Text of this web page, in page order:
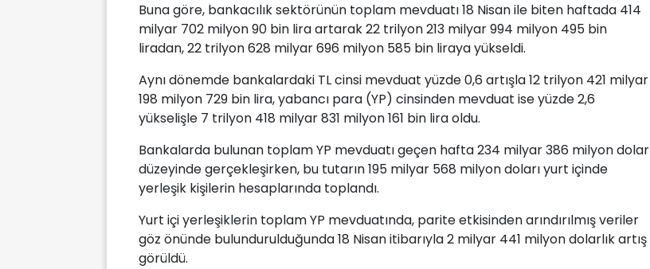
Buna göre, bankacılık sektörünün toplam mevduatı 18 Nisan ile biten haftada 414
milyar 702 milyon 90 bin lira artarak 22 trilyon 213 milyar 994 milyon 495 bin
liradan, 22 trilyon 628 milyar 696 milyon 585 bin liraya yükseldi.
Aynı dönemde bankalardaki TL cinsi mevduat yüzde 0,6 artışla 12 trilyon 421 milyar
198 milyon 729 bin lira, yabancı para (YP) cinsinden mevduat ise yüzde 2,6
yükselişle 7 trilyon 418 milyar 831 milyon 161 bin lira oldu.
Bankalarda bulunan toplam YP mevduatı geçen hafta 234 milyar 386 milyon dolar
düzeyinde gerçekleşirken, bu tutarın 195 milyar 568 milyon doları yurt içinde
yerleşik kişilerin hesaplarında toplandı.
Yurt içi yerleşiklerin toplam YP mevduatında, parite etkisinden arındırılmış veriler
göz önünde bulundurulduğunda 18 Nisan itibarıyla 2 milyar 441 milyon dolarlık artış
görüldü.